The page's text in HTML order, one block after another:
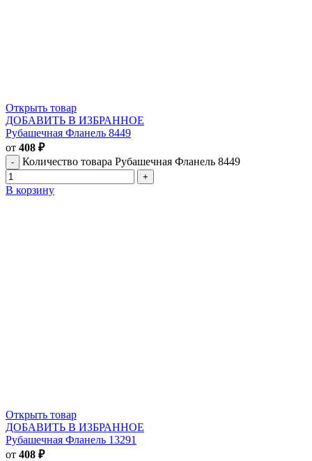
Открыть товар
ДОБАВИТЬ В ИЗБРАННОЕ
Рубашечная Фланель 8449
от 408 ₽
Количество товара Рубашечная Фланель 8449
В корзину
Открыть товар
ДОБАВИТЬ В ИЗБРАННОЕ
Рубашечная Фланель 13291
от 408 ₽